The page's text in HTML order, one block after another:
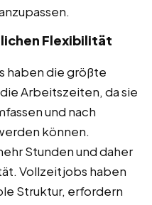
Flexibilität
haben die größte
Arbeitszeiten, da sie
und nach
können.
Stunden und daher
Vollzeitjobs haben
Struktur, erfordern